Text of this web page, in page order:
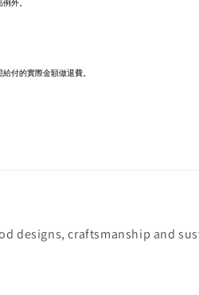
外。
付的實際金額做退費。
designs, craftsmanship and